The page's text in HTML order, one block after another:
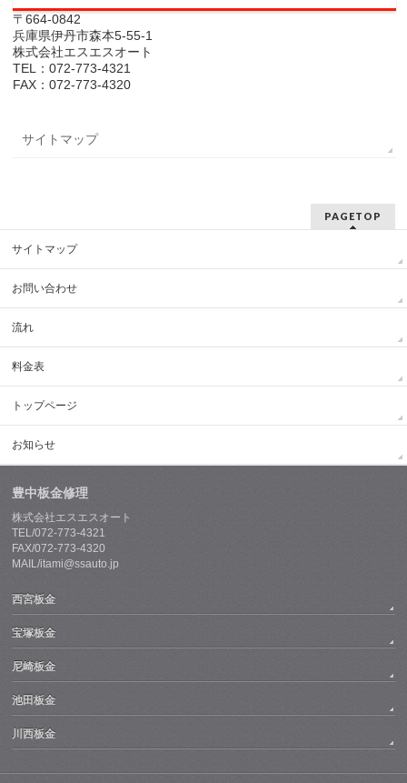
〒664-0842
兵庫県伊丹市森本5-55-1
株式会社エスエスオート
TEL：072-773-4321
FAX：072-773-4320
サイトマップ
PAGETOP
サイトマップ
お問い合わせ
流れ
料金表
トップページ
お知らせ
豊中板金修理
株式会社エスエスオート
TEL/072-773-4321
FAX/072-773-4320
MAIL/itami@ssauto.jp
西宮板金
宝塚板金
尼崎板金
池田板金
川西板金